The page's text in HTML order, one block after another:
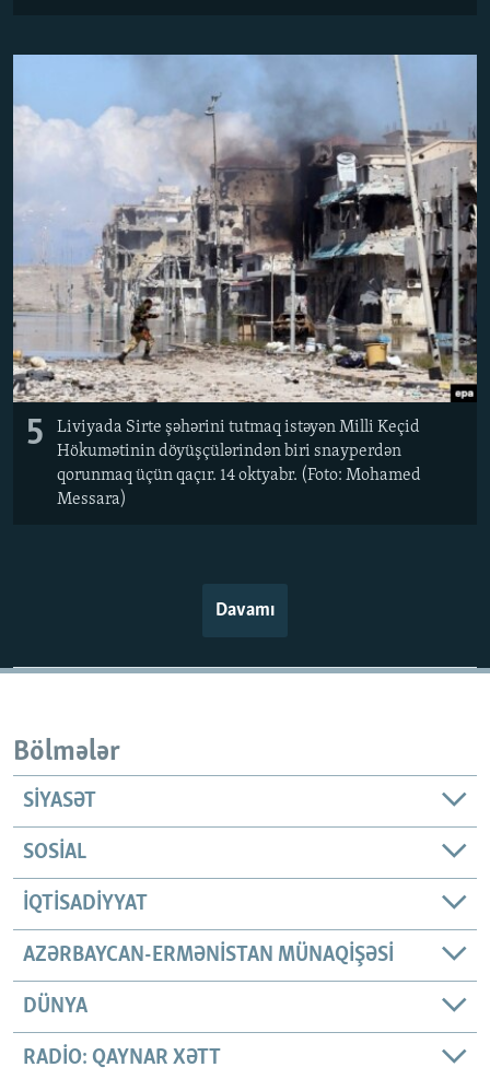
5
Liviyada Sirte şəhərini tutmaq istəyən Milli Keçid
Hökumətinin döyüşçülərindən biri snayperdən
qorunmaq üçün qaçır. 14 oktyabr. (Foto: Mohamed
Messara)
Davamı
Bölmələr
SIYASƏT
SOSIAL
İQTISADIYYAT
AZƏRBAYCAN-ERMƏNISTAN MÜNAQIŞƏSI
DÜNYA
RADIO: QAYNAR XƏTT